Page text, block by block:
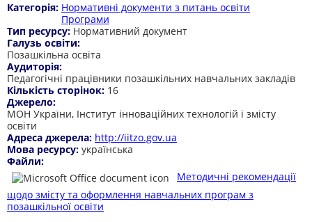
Категорія: Нормативні документи з питань освіти
Програми
Тип ресурсу: Нормативний документ
Галузь освіти:
Позашкільна освіта
Аудиторія:
Педагогічні працівники позашкільних навчальних закладів
Кількість сторінок: 16
Джерело:
МОН України, Інститут інноваційних технологій і змісту
освіти
Адреса джерела: http://iitzo.gov.ua
Мова ресурсу: українська
Файли:
Методичні рекомендації
щодо змісту та оформлення навчальних програм з
позашкільної освіти